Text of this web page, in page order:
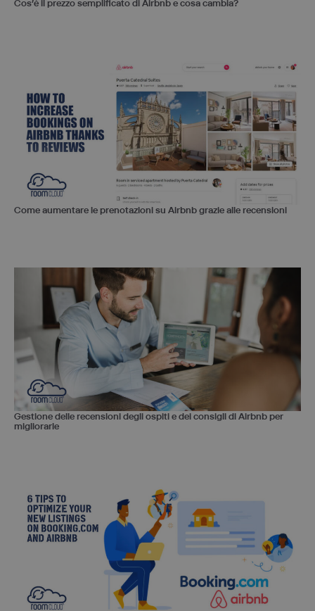
Cos’è il prezzo semplificato di Airbnb e cosa cambia?
Come aumentare le prenotazioni su Airbnb grazie alle recensioni
Gestione delle recensioni degli ospiti e dei consigli di Airbnb per
migliorarle